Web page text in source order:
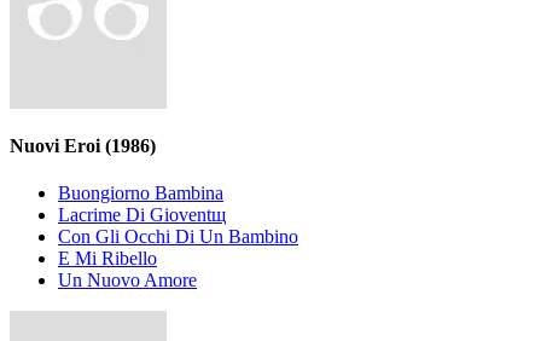
Nuovi Eroi (1986)
Buongiorno Bambina
Lacrime Di Gioventщ
Con Gli Occhi Di Un Bambino
E Mi Ribello
Un Nuovo Amore